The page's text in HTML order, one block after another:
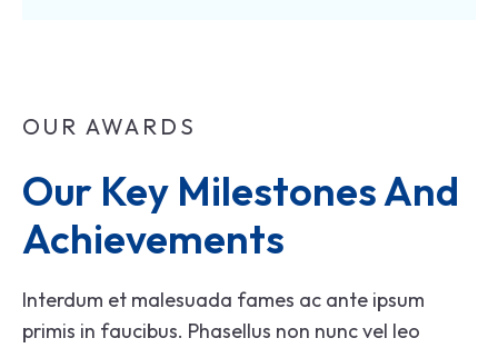
OUR AWARDS
Our Key Milestones And
Achievements
Interdum et malesuada fames ac ante ipsum
primis in faucibus. Phasellus non nunc vel leo